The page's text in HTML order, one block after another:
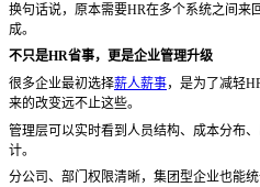
换句话说，原本需要HR在多个系统之间来
成。
不只是HR省事，更是企业管理升级
很多企业最初选择薪人薪事，是为了减轻
来的改变远不止这些。
管理层可以实时看到人员结构、成本分布
计。
分公司、部门权限清晰，集团型企业也能统